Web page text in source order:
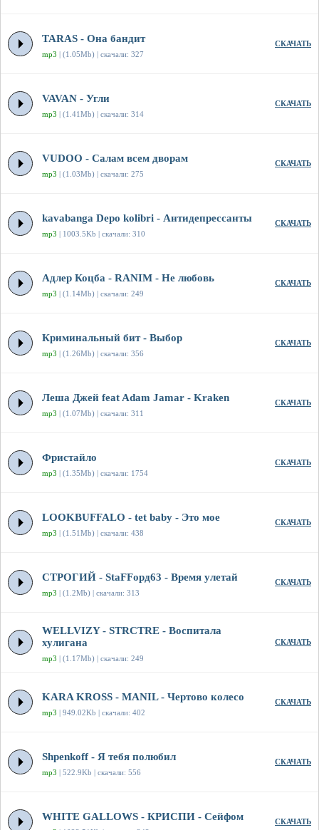
TARAS - Она бандит
mp3 | (1.05Mb) | скачали: 327
СКАЧАТЬ
VAVAN - Угли
mp3 | (1.41Mb) | скачали: 314
СКАЧАТЬ
VUDOO - Салам всем дворам
mp3 | (1.03Mb) | скачали: 275
СКАЧАТЬ
kavabanga Depo kolibri - Антидепрессанты
mp3 | 1003.5Kb | скачали: 310
СКАЧАТЬ
Адлер Коцба - RANIM - Не любовь
mp3 | (1.14Mb) | скачали: 249
СКАЧАТЬ
Криминальный бит - Выбор
mp3 | (1.26Mb) | скачали: 356
СКАЧАТЬ
Леша Джей feat Adam Jamar - Kraken
mp3 | (1.07Mb) | скачали: 311
СКАЧАТЬ
Фристайло
mp3 | (1.35Mb) | скачали: 1754
СКАЧАТЬ
LOOKBUFFALO - tet baby - Это мое
mp3 | (1.51Mb) | скачали: 438
СКАЧАТЬ
СТРОГИЙ - StaFFорд63 - Время улетай
mp3 | (1.2Mb) | скачали: 313
СКАЧАТЬ
WELLVIZY - STRCTRE - Воспитала
хулигана
mp3 | (1.17Mb) | скачали: 249
СКАЧАТЬ
KARA KROSS - MANIL - Чертово колесо
mp3 | 949.02Kb | скачали: 402
СКАЧАТЬ
Shpenkoff - Я тебя полюбил
mp3 | 522.9Kb | скачали: 556
СКАЧАТЬ
WHITE GALLOWS - КРИСПИ - Сейфом СКАЧАТЬ